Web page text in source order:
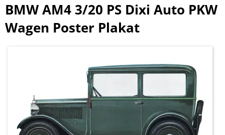
BMW AM4 3/20 PS Dixi Auto PKW
Wagen Poster Plakat